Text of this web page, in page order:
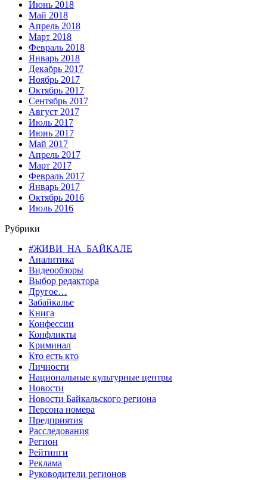
Июнь 2018
Май 2018
Апрель 2018
Март 2018
Февраль 2018
Январь 2018
Декабрь 2017
Ноябрь 2017
Октябрь 2017
Сентябрь 2017
Август 2017
Июль 2017
Июнь 2017
Май 2017
Апрель 2017
Март 2017
Февраль 2017
Январь 2017
Октябрь 2016
Июль 2016
Рубрики
#ЖИВИ_НА_БАЙКАЛЕ
Аналитика
Видеообзоры
Выбор редактора
Другое…
Забайкалье
Книга
Конфессии
Конфликты
Криминал
Кто есть кто
Личности
Национальные культурные центры
Новости
Новости Байкальского региона
Персона номера
Предприятия
Расследования
Регион
Рейтинги
Реклама
Руководители регионов